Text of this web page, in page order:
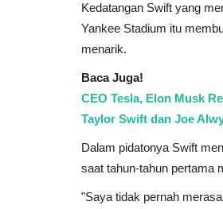
Kedatangan Swift yang
Yankee Stadium itu
menarik.
Baca Juga!
CEO Tesla, Elon Musk
Taylor Swift dan Joe
Dalam pidatonya Swift
saat tahun-tahun pertama
"Saya tidak pernah